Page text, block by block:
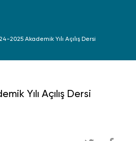
2025 Akademik Yılı Açılış Dersi
Yılı Açılış Dersi